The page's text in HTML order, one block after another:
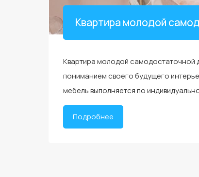
Квартира молодой
Квартира молодой самодостаточной
пониманием своего будущего
мебель выполняется по
Подробнее